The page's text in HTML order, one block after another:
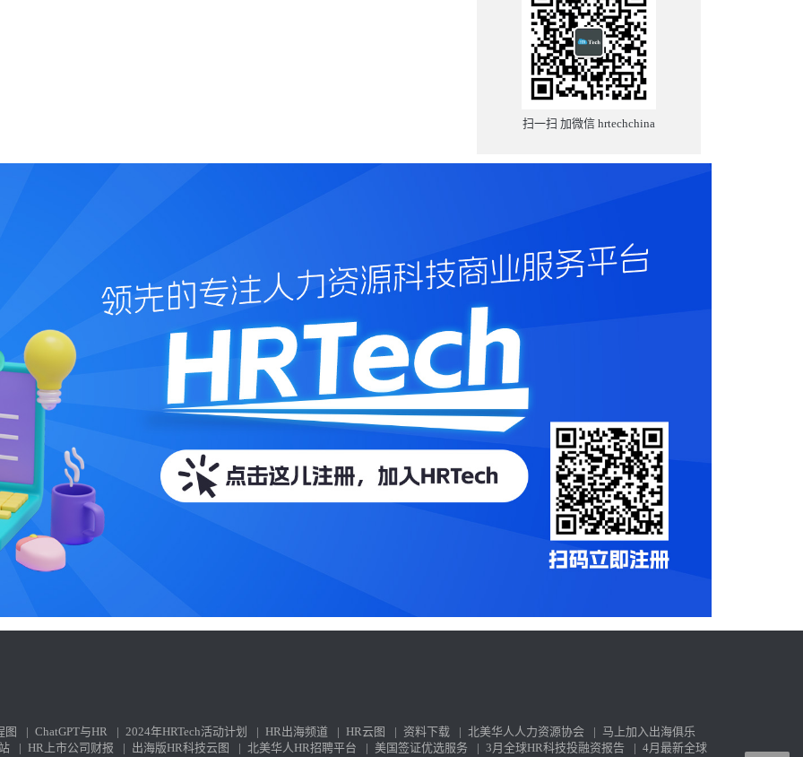
扫一扫 加微信 hrtechchina
图 | ChatGPT与HR | 2024年HRTech活动计划 | HR出海频道 | HR云图 | 资料下载 | 北美华人人力资源协会 | 马上加入出海俱乐
| HR上市公司财报 | 出海版HR科技云图 | 北美华人HR招聘平台 | 美国签证优选服务 | 3月全球HR科技投融资报告 | 4月最新全球